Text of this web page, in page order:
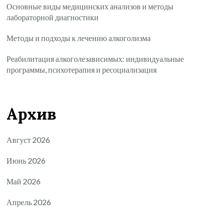
Основные виды медицинских анализов и методы
лабораторной диагностики
Методы и подходы к лечению алкоголизма
Реабилитация алкоголезависимых: индивидуальные
программы, психотерапия и ресоциализация
Архив
Август 2026
Июнь 2026
Май 2026
Апрель 2026